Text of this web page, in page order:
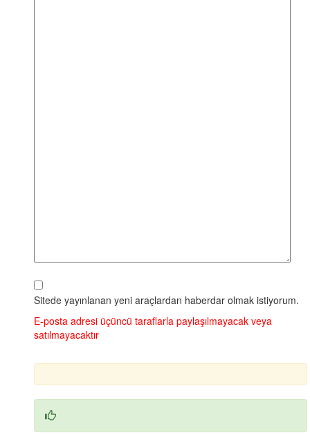
Sitede yayınlanan yeni araçlardan haberdar olmak istiyorum.
E‑posta adresi üçüncü taraflarla paylaşılmayacak veya
satılmayacaktır